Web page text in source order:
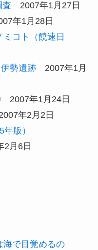
査 2007年1月27日
年1月28日
コト（饒速日
勢遺跡2007年1月
2007年1月24日
年2月2日
版）
月6日
海で目覚めるの